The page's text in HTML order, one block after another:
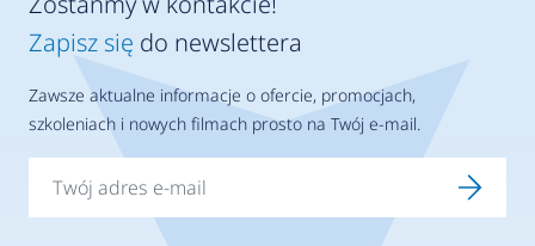
Zapisz się do newslettera
Zawsze aktualne informacje o ofercie, promocjach,
szkoleniach i nowych filmach prosto na Twój e-mail.